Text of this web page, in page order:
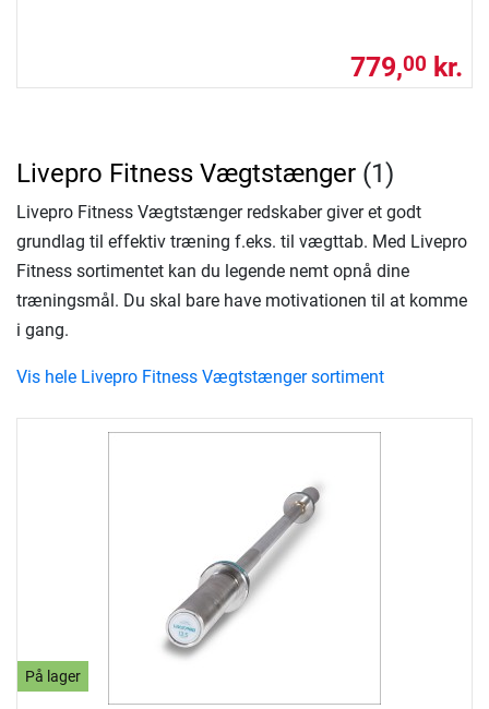
779,00 kr.
På lager
Livepro Fitness Vægtstænger (1)
Livepro Fitness Vægtstænger redskaber giver et godt
grundlag til effektiv træning f.eks. til vægttab. Med Livepro
Fitness sortimentet kan du legende nemt opnå dine
træningsmål. Du skal bare have motivationen til at komme
i gang.
Vis hele Livepro Fitness Vægtstænger sortiment